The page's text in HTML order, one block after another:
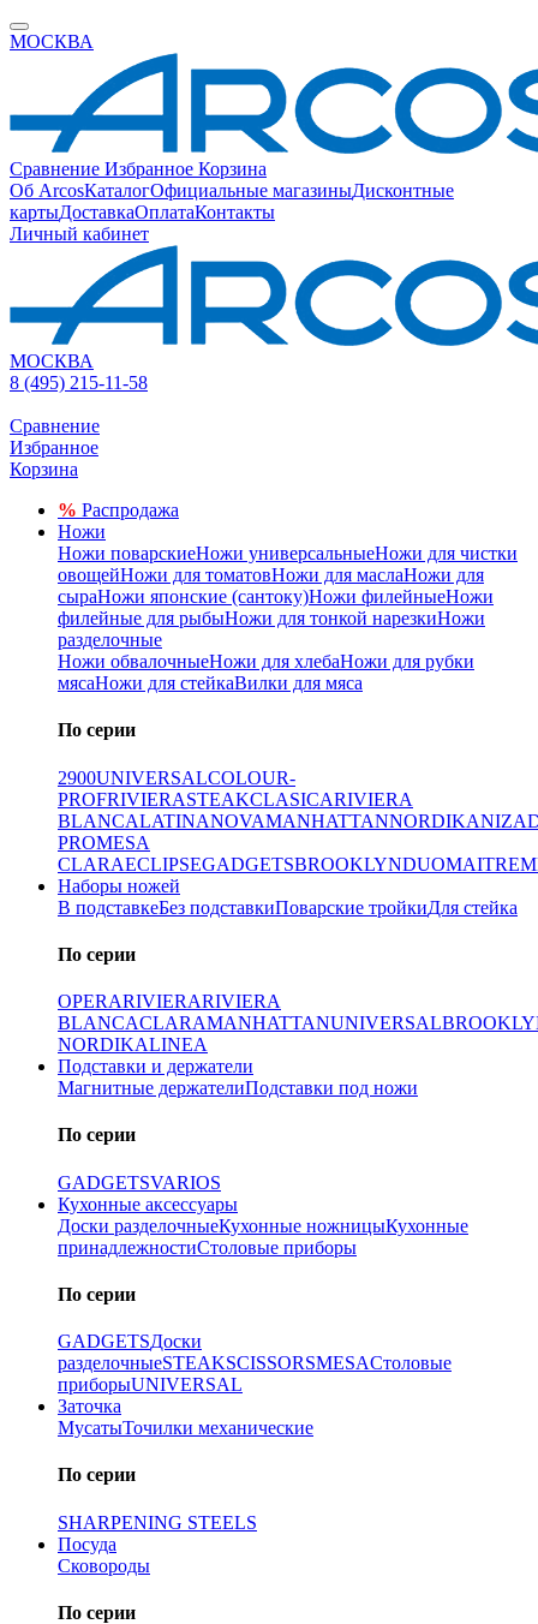
МОСКВА
Сравнение Избранное Корзина
Об ArcosКаталогОфициальные магазиныДисконтные
картыДоставкаОплатаКонтакты
Личный кабинет
МОСКВА
8 (495) 215-11-58
Сравнение
Избранное
Корзина
% Распродажа
Ножи
Ножи поварскиеНожи универсальныеНожи для чистки
овощейНожи для томатовНожи для маслаНожи для
сыраНожи японские (сантоку)Ножи филейныеНожи
филейные для рыбыНожи для тонкой нарезкиНожи
разделочные
Ножи обвалочныеНожи для хлебаНожи для рубки
мясаНожи для стейкаВилки для мяса
По серии
2900UNIVERSALCOLOUR-
PROFRIVIERASTEAKCLASICARIVIERA
BLANCALATINANOVAMANHATTANNORDIKANIZA
PROMESA
CLARAECLIPSEGADGETSBROOKLYNDUOMAITRE
Наборы ножей
В подставкеБез подставкиПоварские тройкиДля стейка
По серии
OPERARIVIERARIVIERA
BLANCACLARAMANHATTANUNIVERSAL
NORDIKALINEA
Подставки и держатели
Магнитные держателиПодставки под ножи
По серии
GADGETSVARIOS
Кухонные аксессуары
Доски разделочныеКухонные ножницыКухонные
принадлежностиСтоловые приборы
По серии
GADGETSДоски
разделочныеSTEAKSCISSORSMESAСтоловые
приборыUNIVERSAL
Заточка
МусатыТочилки механические
По серии
SHARPENING STEELS
Посуда
Сковороды
По серии